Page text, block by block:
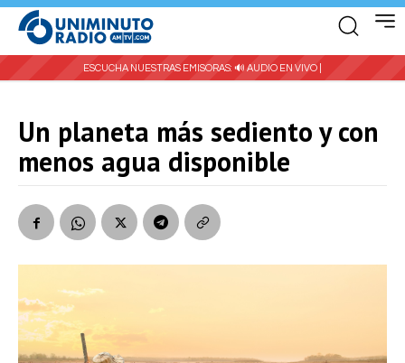
ESCUCHA NUESTRAS EMISORAS: 🔊 AUDIO EN VIVO |
Un planeta más sediento y con
menos agua disponible